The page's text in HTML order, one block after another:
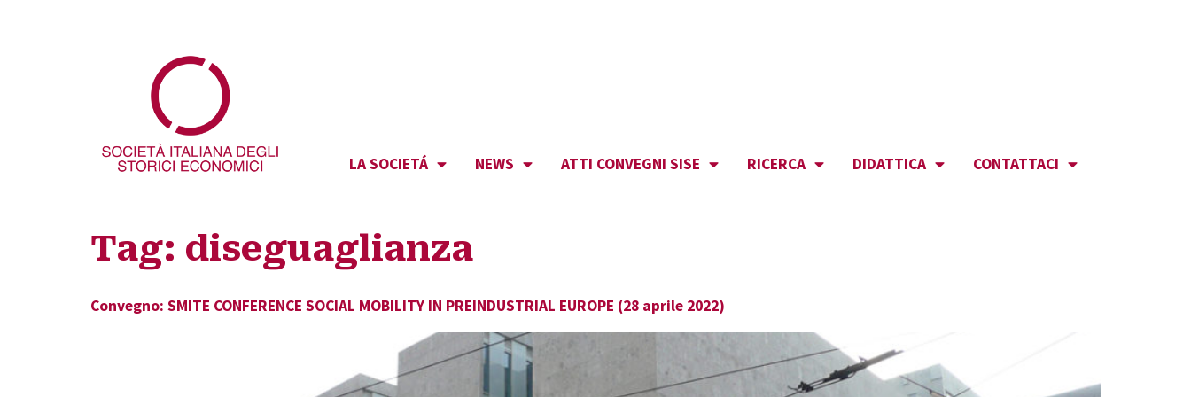
LA SOCIETÁ NEWS ATTI CONVEGNI SISE RICERCA DIDATTICA CONTATTACI
Tag: diseguaglianza
Convegno: SMITE CONFERENCE SOCIAL MOBILITY IN PREINDUSTRIAL EUROPE (28 aprile 2022)